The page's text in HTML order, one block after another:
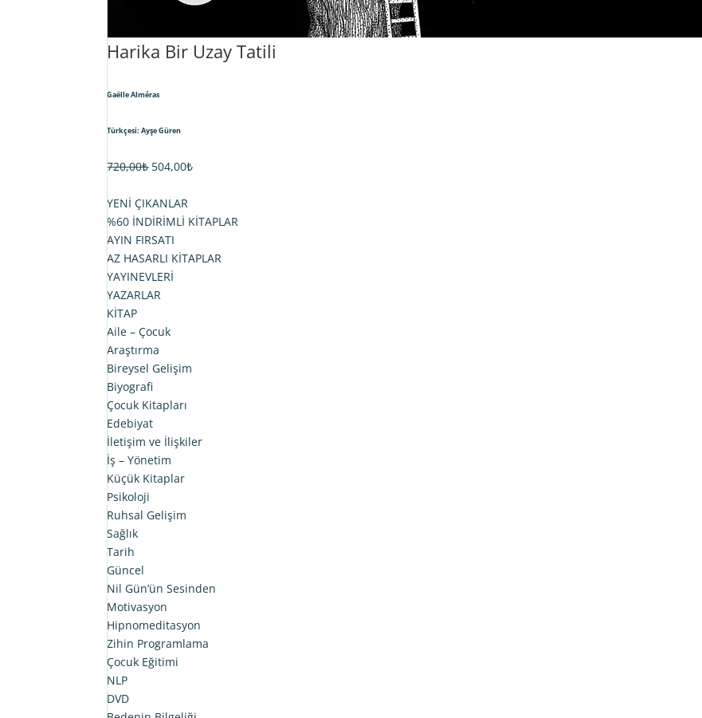
Harika Bir Uzay Tatili
Gaëlle Alméras
Türkçesi: Ayşe Güren
720,00₺ Orijinal
720,00₺.
504,00₺Şu
504,00₺.
YENİ ÇIKANLAR
%60 İNDİRİMLİ KİTAPLAR
AYIN FIRSATI
AZ HASARLI KİTAPLAR
YAYINEVLERİ
YAZARLAR
KİTAP
Aile – Çocuk
Araştırma
Bireysel Gelişim
Biyografi
Çocuk Kitapları
Edebiyat
İletişim ve İlişkiler
İş – Yönetim
Küçük Kitaplar
Psikoloji
Ruhsal Gelişim
Sağlık
Tarih
Güncel
Nil Gün’ün Sesinden
Motivasyon
Hipnomeditasyon
Zihin Programlama
Çocuk Eğitimi
NLP
DVD